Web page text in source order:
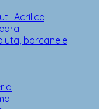
Acrilice
borcanele